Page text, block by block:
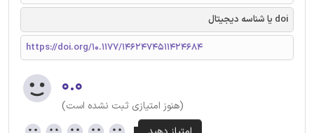
doi یا شناسه دیجیتال
https://doi.org/10.1177/1462474511424684
۰.۰
(هنوز امتیازی ثبت نشده است)